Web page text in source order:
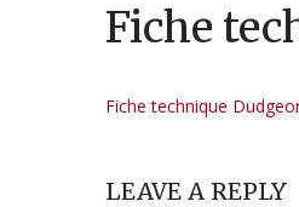
Fiche
Fiche technique
LEAVE A REPLY